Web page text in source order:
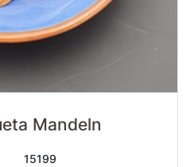
Mandeln
15199